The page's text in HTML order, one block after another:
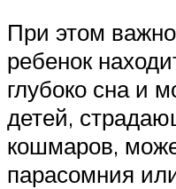
При этом
ребенок
глубоко сна и
детей,
кошмаров,
парасомния